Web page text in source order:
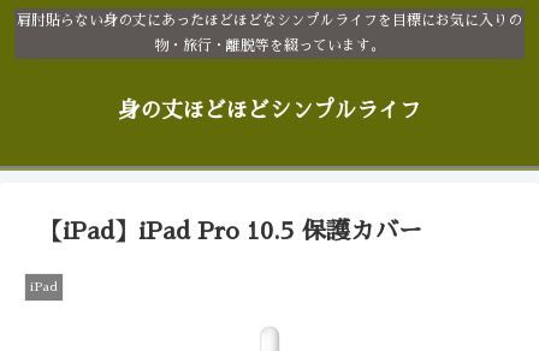
肩肘貼らない身の丈にあったほどほどなシンプルライフを目標にお気に入りの
物・旅行・離脱等を綴っています。
身の丈ほどほどシンプルライフ
【iPad】iPad Pro 10.5 保護カバー
iPad